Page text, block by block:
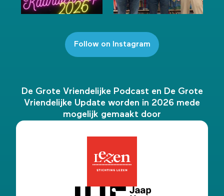
Follow on Instagram
De Grote Vriendelijke Podcast en De Grote
Vriendelijke Update worden in 2026 mede
mogelijk gemaakt door